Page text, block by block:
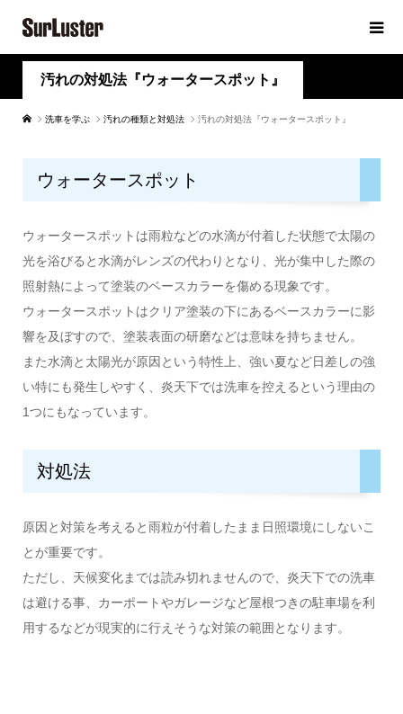
汚れの対処法『ウォータースポット』
洗車を学ぶ 汚れの種類と対処法 汚れの対処法『ウォータースポット』
ウォータースポット
ウォータースポットは雨粒などの水滴が付着した状態で太陽の
光を浴びると水滴がレンズの代わりとなり、光が集中した際の
照射熱によって塗装のベースカラーを傷める現象です。
ウォータースポットはクリア塗装の下にあるベースカラーに影
響を及ぼすので、塗装表面の研磨などは意味を持ちません。
また水滴と太陽光が原因という特性上、強い夏など日差しの強
い特にも発生しやすく、炎天下では洗車を控えるという理由の
1つにもなっています。
対処法
原因と対策を考えると雨粒が付着したまま日照環境にしないこ
とが重要です。
ただし、天候変化までは読み切れませんので、炎天下での洗車
は避ける事、カーポートやガレージなど屋根つきの駐車場を利
用するなどが現実的に行えそうな対策の範囲となります。